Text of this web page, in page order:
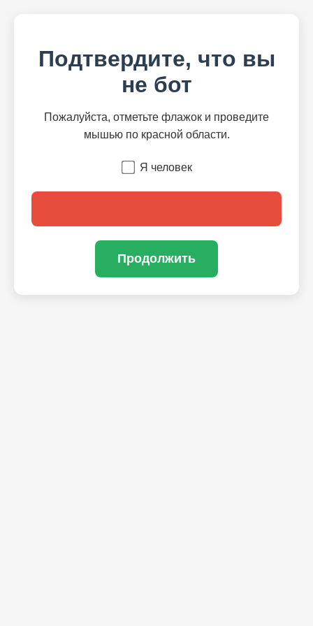
Подтвердите, что вы
не бот
Пожалуйста, отметьте флажок и проведите
мышью по красной области.
Я человек
Продолжить